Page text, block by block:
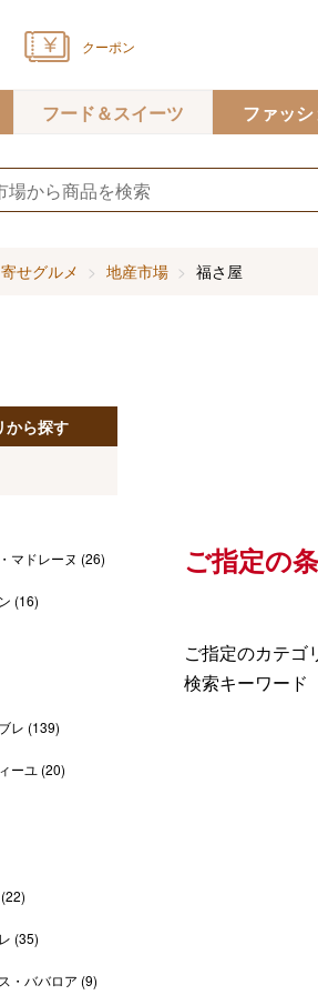
クーポン
フード＆スイーツ ファッ
せグルメ 地産市場 福さ屋
ご指定の
ご指定のカテゴ
検索キーワー
から探す
マドレーヌ (26)
(16)
レ (139)
ーユ (20)
(22)
(35)
・ババロア (9)